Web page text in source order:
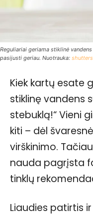
Reguliariai geriama stiklinė
pasijusti geriau. Nuotrauka:
Kiek kartų esate
stiklinę vandens
stebuklą!“ Vieni
kiti – dėl
virškinimo.
nauda pagrįsta
tinklų
Liaudies patirtis